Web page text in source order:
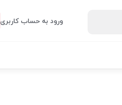
ورود به حساب کاربری